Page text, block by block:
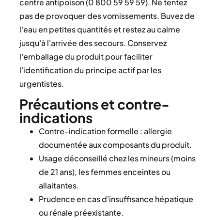
pas de provoquer des vomissements. Buvez de
l'eau en petites quantités et restez au calme
jusqu'à l'arrivée des secours. Conservez
l'emballage du produit pour faciliter
l'identification du principe actif par les
urgentistes.
Précautions et contre-
indications
Contre-indication formelle : allergie
documentée aux composants du produit.
Usage déconseillé chez les mineurs (moins
de 21 ans), les femmes enceintes ou
allaitantes.
Prudence en cas d'insuffisance hépatique
ou rénale préexistante.